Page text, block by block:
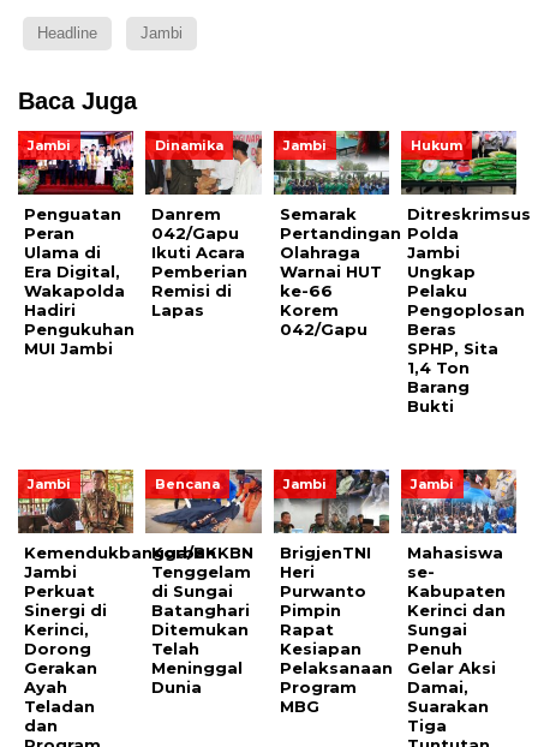
Headline Jambi
Baca Juga
Jambi
Penguatan
Peran
Ulama di
Era Digital,
Wakapolda
Hadiri
Pengukuhan
MUI Jambi
Dinamika
Danrem
042/Gapu
Ikuti Acara
Pemberian
Remisi di
Lapas
Jambi
Semarak
Pertandingan
Olahraga
Warnai HUT
ke-66
Korem
042/Gapu
Hukum
Ditreskrimsus
Polda
Jambi
Ungkap
Pelaku
Pengoplosan
Beras
SPHP, Sita
1,4 Ton
Barang
Bukti
Jambi
Kemendukbangga/BKKBN
Jambi
Perkuat
Sinergi di
Kerinci,
Dorong
Gerakan
Ayah
Teladan
dan
Bencana
Korban
Tenggelam
di Sungai
Batanghari
Ditemukan
Telah
Meninggal
Dunia
Jambi
BrigjenTNI
Heri
Purwanto
Pimpin
Rapat
Kesiapan
Pelaksanaan
Program
MBG
Jambi
Mahasiswa
se-
Kabupaten
Kerinci dan
Sungai
Penuh
Gelar Aksi
Damai,
Suarakan
Tiga